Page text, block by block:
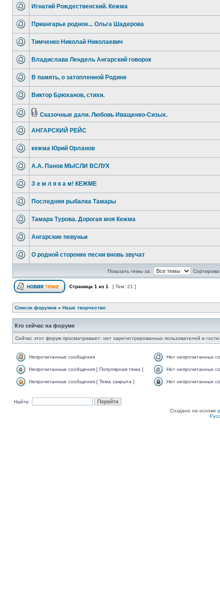
Игнатий Рождественский. Кежма
Приангарье родное... Ольга Шадерова
Тимченко Николай Николаевич
Владислава Лендель Ангарский говорок
В память, о затопленной Родине
Виктор Брюханов, стихи.
Сказочные дали. Любовь Иващенко-Сизых.
АНГАРСКИЙ РЕЙС
кежма Юрий Орланов
А.А. Панов МЫСЛИ ВСЛУХ
З е м л я к а м! КЕЖМЕ
Последняя рыбалка Тамары
Тамара Турова. Дорогая моя Кежма
Ангарские певуньи
О родной сторонке песни вновь звучат
Показать темы за:
Страница 1 из 1 [ Тем: 21 ]
Список форумов » Наше творчество
Кто сейчас на форуме
Сейчас этот форум просматривают: нет зарегистрированных пользователей и
Непрочитанные сообщения Нет непрочитанных
Непрочитанные сообщения [ Популярная тема ] Нет непрочитанных
Непрочитанные сообщения [ Тема закрыта ] Нет непрочитанных
Найти:
Создано на основе